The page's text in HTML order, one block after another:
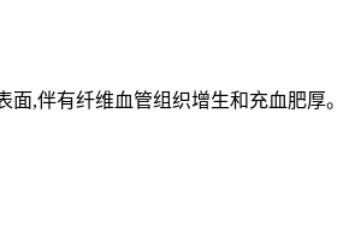
,伴有纤维血管组织增生和充血肥厚。